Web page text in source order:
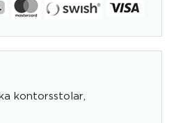
kontorsstolar